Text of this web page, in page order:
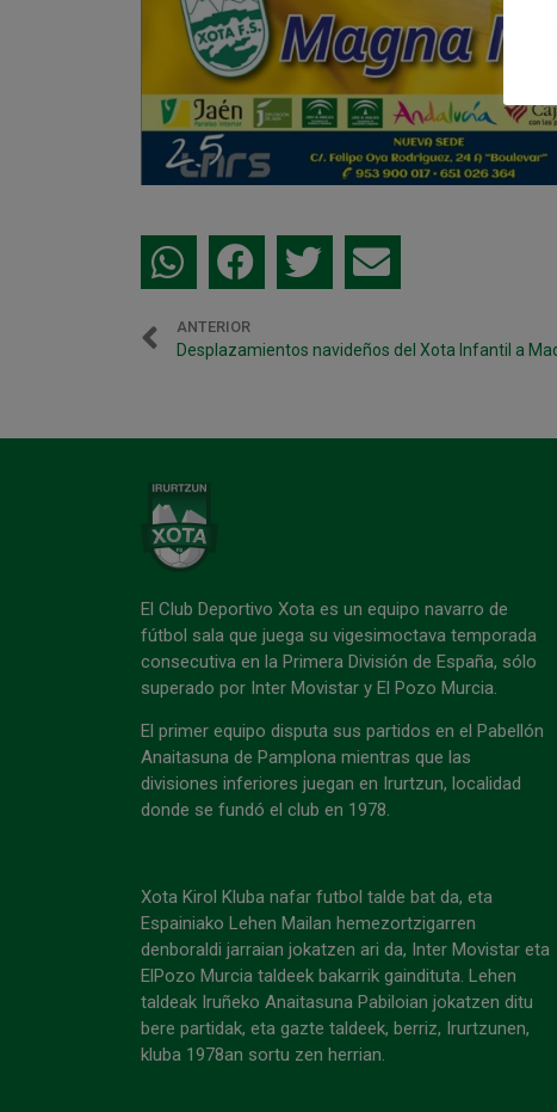
ANTERIOR
El Club Deportivo Xota es un equipo navarro de
fútbol sala que juega su vigesimoctava temporada
consecutiva en la Primera División de España, sólo
superado por Inter Movistar y El Pozo Murcia.
El primer equipo disputa sus partidos en el Pabellón
Anaitasuna de Pamplona mientras que las
divisiones inferiores juegan en Irurtzun, localidad
donde se fundó el club en 1978.
Xota Kirol Kluba nafar futbol talde bat da, eta
Espainiako Lehen Mailan hemezortzigarren
denboraldi jarraian jokatzen ari da, Inter Movistar eta
ElPozo Murcia taldeek bakarrik gaindituta. Lehen
taldeak Iruñeko Anaitasuna Pabiloian jokatzen ditu
bere partidak, eta gazte taldeek, berriz, Irurtzunen,
kluba 1978an sortu zen herrian.